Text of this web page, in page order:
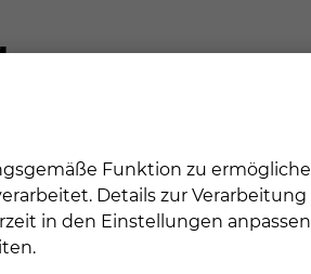
Funktion zu
Details zur Verarbeitung
in den Einstellungen